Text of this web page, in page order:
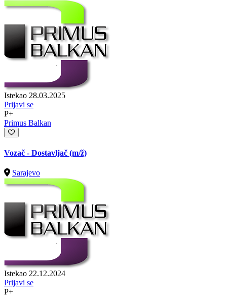
Istekao 28.03.2025
Prijavi se
P+
Primus Balkan
Vozač - Dostavljač (m/ž)
Sarajevo
Istekao 22.12.2024
Prijavi se
P+